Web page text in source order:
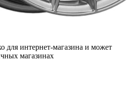
для интернет-магазина и может
магазинах